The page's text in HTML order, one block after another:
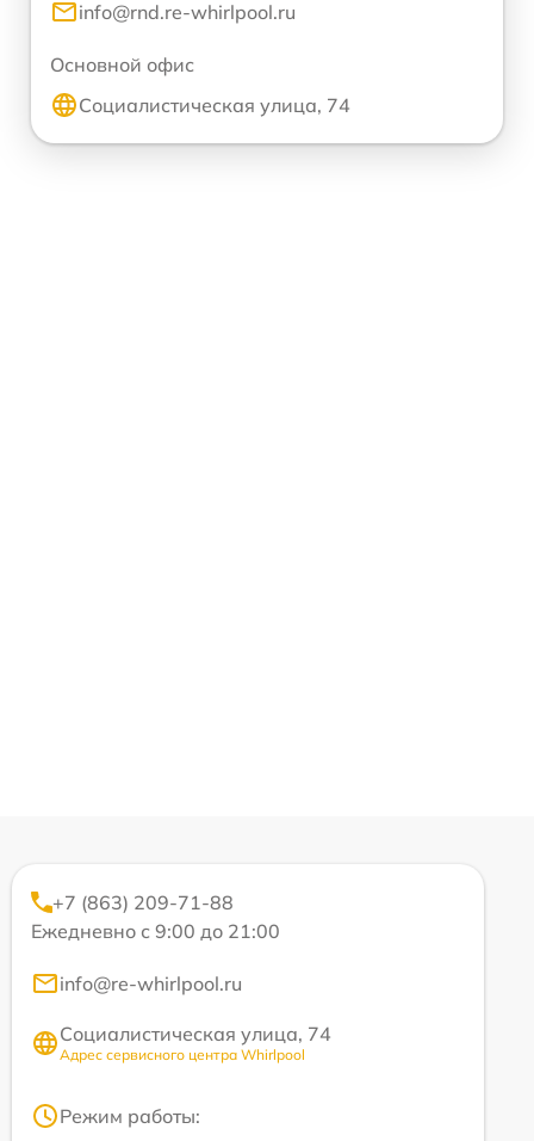
info@rnd.re-whirlpool.ru
Основной офис
Социалистическая улица, 74
+7 (863) 209-71-88
Ежедневно с 9:00 до 21:00
info@re-whirlpool.ru
Социалистическая улица, 74
Адрес сервисного центра Whirlpool
Режим работы: